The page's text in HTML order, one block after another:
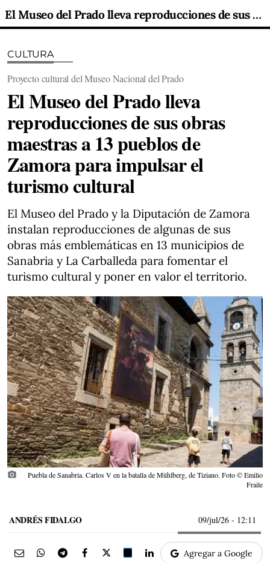
El Museo del Prado lleva reproducciones de sus obras maestras a 13 pueblos de Zamora para impulsar el turismo cultural
CULTURA
Proyecto cultural del Museo Nacional del Prado
El Museo del Prado lleva
reproducciones de sus obras
maestras a 13 pueblos de
Zamora para impulsar el
turismo cultural
El Museo del Prado y la Diputación de Zamora
instalan reproducciones de algunas de sus
obras más emblemáticas en 13 municipios de
Sanabria y La Carballeda para fomentar el
turismo cultural y poner en valor el territorio.
photo_camera
Puebla de Sanabria. Carlos V en la batalla de Mühlberg, de Tiziano. Foto © Emilio
Fraile
ANDRÉS FIDALGO 09/jul/26 - 12:11
Agregar a Google